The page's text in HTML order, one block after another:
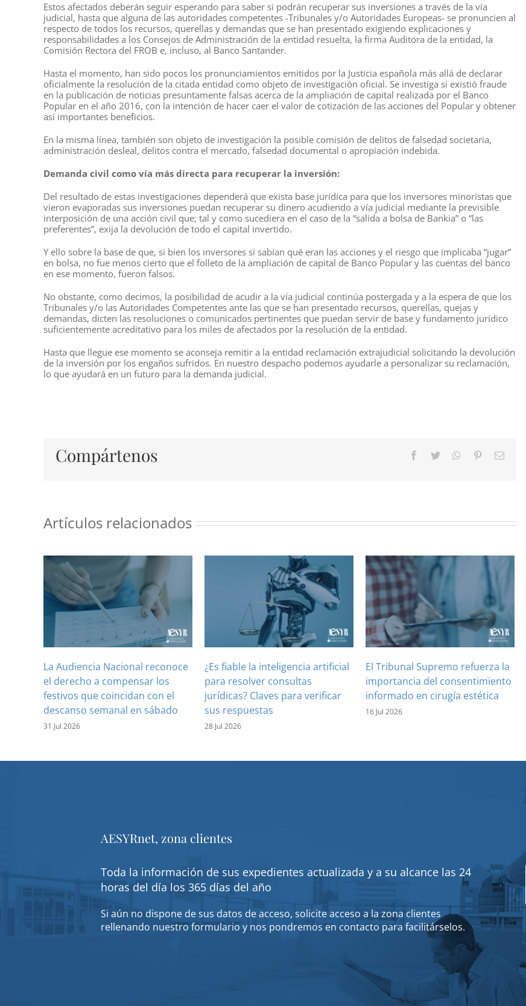
Estos afectados deberán seguir esperando para saber si podrán recuperar sus inversiones a través de la vía
judicial, hasta que alguna de las autoridades competentes -Tribunales y/o Autoridades Europeas- se pronuncien al
respecto de todos los recursos, querellas y demandas que se han presentado exigiendo explicaciones y
responsabilidades a los Consejos de Administración de la entidad resuelta, la firma Auditora de la entidad, la
Comisión Rectora del FROB e, incluso, al Banco Santander.
Hasta el momento, han sido pocos los pronunciamientos emitidos por la Justicia española más allá de declarar
oficialmente la resolución de la citada entidad como objeto de investigación oficial. Se investiga si existió fraude
en la publicación de noticias presuntamente falsas acerca de la ampliación de capital realizada por el Banco
Popular en el año 2016, con la intención de hacer caer el valor de cotización de las acciones del Popular y obtener
así importantes beneficios.
En la misma línea, también son objeto de investigación la posible comisión de delitos de falsedad societaria,
administración desleal, delitos contra el mercado, falsedad documental o apropiación indebida.
Demanda civil como vía más directa para recuperar la inversión:
Del resultado de estas investigaciones dependerá que exista base jurídica para que los inversores minoristas que
vieron evaporadas sus inversiones puedan recuperar su dinero acudiendo a vía judicial mediante la previsible
interposición de una acción civil que; tal y como sucediera en el caso de la “salida a bolsa de Bankia” o “las
preferentes”, exija la devolución de todo el capital invertido.
Y ello sobre la base de que, si bien los inversores sí sabían qué eran las acciones y el riesgo que implicaba “jugar”
en bolsa, no fue menos cierto que el folleto de la ampliación de capital de Banco Popular y las cuentas del banco
en ese momento, fueron falsos.
No obstante, como decimos, la posibilidad de acudir a la vía judicial continúa postergada y a la espera de que los
Tribunales y/o las Autoridades Competentes ante las que se han presentado recursos, querellas, quejas y
demandas, dicten las resoluciones o comunicados pertinentes que puedan servir de base y fundamento jurídico
suficientemente acreditativo para los miles de afectados por la resolución de la entidad.
Hasta que llegue ese momento se aconseja remitir a la entidad reclamación extrajudicial solicitando la devolución
de la inversión por los engaños sufridos. En nuestro despacho podemos ayudarle a personalizar su reclamación,
lo que ayudará en un futuro para la demanda judicial.
Compártenos Facebook
TwitterWhatsApp
PinterestCorreo
Artículos relacionados
La Audiencia Nacional reconoce
el derecho a compensar los
festivos que coincidan con el
descanso semanal en sábado
31 Jul 2026
¿Es fiable la inteligencia artificial
para resolver consultas
jurídicas? Claves para verificar
sus respuestas
28 Jul 2026
El Tribunal Supremo refuerza la
importancia del consentimiento
informado en cirugía estética
16 Jul 2026
AESYRnet, zona clientes
Toda la información de sus expedientes actualizada y a su alcance las 24
horas del día los 365 días del año
Si aún no dispone de sus datos de acceso, solicite acceso a la zona clientes
rellenando nuestro formulario y nos pondremos en contacto para facilitárselos.